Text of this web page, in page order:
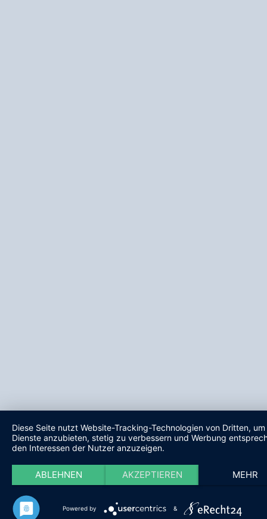
Diese Seite nutzt Website-Tracking-Technologien von Dritten, um
Dienste anzubieten, stetig zu verbessern und Werbung
den Interessen der Nutzer anzuzeigen.
ABLEHNEN AKZEPTIEREN MEHR
Powered by &